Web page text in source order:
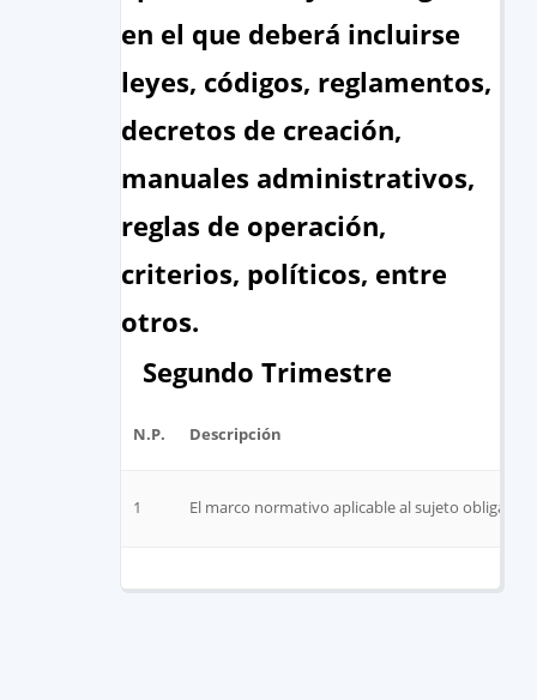
en el que deberá incluirse
leyes, códigos, reglamentos,
decretos de creación,
manuales administrativos,
reglas de operación,
criterios, políticos, entre
otros.
Segundo Trimestre
N.P. Descripción
1 El marco normativo aplicable al sujeto